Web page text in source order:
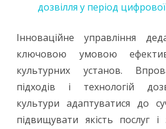
дозвілля у період
Інноваційне управління
ключовою умовою
культурних установ.
підходів і технологій
культури адаптуватися до
підвищувати якість послуг